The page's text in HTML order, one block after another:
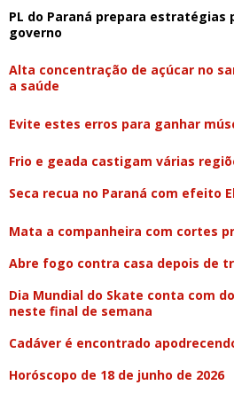
PL do Paraná prepara
governo
Alta concentração de açúcar no
a saúde
Evite estes erros para ganhar
Frio e geada castigam várias
Seca recua no Paraná com efeito
Mata a companheira com cortes
Abre fogo contra casa depois de
Dia Mundial do Skate conta com
neste final de semana
Cadáver é encontrado
Horóscopo de 18 de junho de 2026